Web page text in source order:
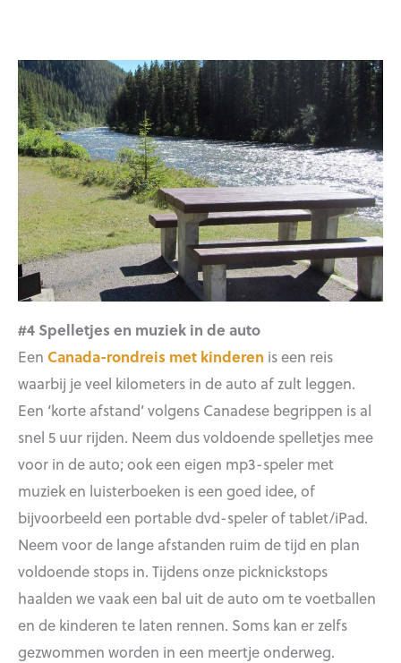
#4 Spelletjes en muziek in de auto
Een Canada-rondreis met kinderen is een reis
waarbij je veel kilometers in de auto af zult leggen.
Een ‘korte afstand’ volgens Canadese begrippen is al
snel 5 uur rijden. Neem dus voldoende spelletjes mee
voor in de auto; ook een eigen mp3-speler met
muziek en luisterboeken is een goed idee, of
bijvoorbeeld een portable dvd-speler of tablet/iPad.
Neem voor de lange afstanden ruim de tijd en plan
voldoende stops in. Tijdens onze picknickstops
haalden we vaak een bal uit de auto om te voetballen
en de kinderen te laten rennen. Soms kan er zelfs
gezwommen worden in een meertje onderweg.